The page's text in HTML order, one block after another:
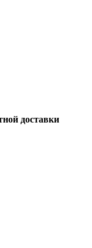
доставки